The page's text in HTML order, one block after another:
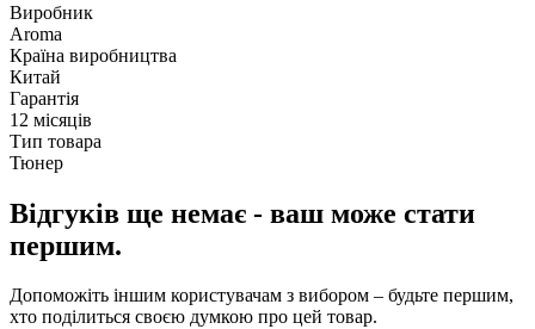
Виробник
Aroma
Країна виробництва
Китай
Гарантія
12 місяців
Тип товара
Тюнер
Відгуків ще немає - ваш може стати
першим.
Допоможіть іншим користувачам з вибором – будьте першим,
хто поділиться своєю думкою про цей товар.